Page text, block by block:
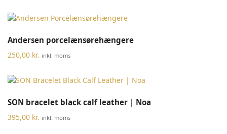
Andersen porcelænsørehængere
250,00 kr. inkl. moms
SON bracelet black calf leather | Noa
395,00 kr. inkl. moms